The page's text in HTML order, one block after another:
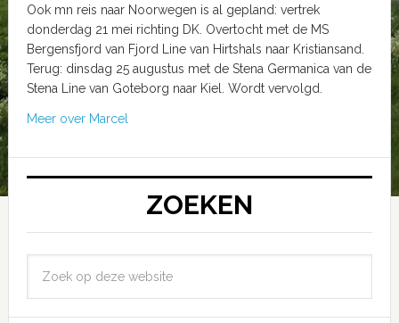
Ook mn reis naar Noorwegen is al gepland: vertrek
donderdag 21 mei richting DK. Overtocht met de MS
Bergensfjord van Fjord Line van Hirtshals naar Kristiansand.
Terug: dinsdag 25 augustus met de Stena Germanica van de
Stena Line van Goteborg naar Kiel. Wordt vervolgd.
Meer over Marcel
ZOEKEN